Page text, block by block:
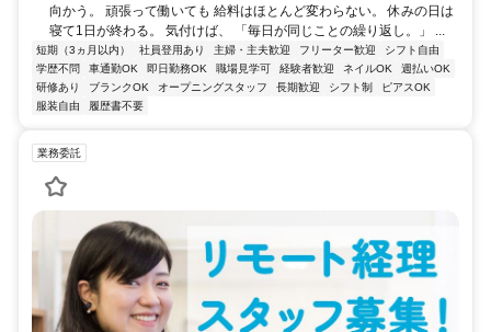
向かう。 頑張って働いても 給料はほとんど変わらない。 休みの日は
寝て1日が終わる。 気付けば、 「毎日が同じことの繰り返し。」 ...
短期（3ヵ月以内） 社員登用あり 主婦・主夫歓迎 フリーター歓迎
シフト自由
学歴不問
車通勤OK 即日勤務OK 職場見学可 経験者歓迎 ネイルOK
週払いOK
研修あり
ブランクOK オープニングスタッフ 長期歓迎 シフト制
ピアスOK
服装自由
履歴書不要
業務委託